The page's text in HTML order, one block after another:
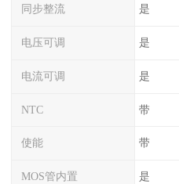
同步整流 是
电压可调 是
电流可调 是
NTC 带
使能 带
MOS管内置 是